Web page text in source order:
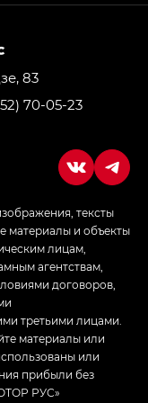
ЛАУНЖ —
83
70-05-23
тексты
материалы и объекты
лицам,
агентствам,
договоров,
третьими лицами.
материалы или
или
прибыли без
РУС»